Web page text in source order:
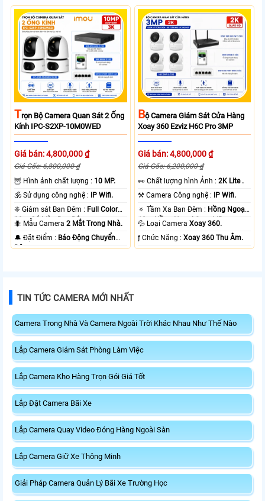
TRọn Bộ Camera Quan Sát 2 Ống
Kính IPC-S2XP-10M0WED
Giá bán: 4,800,000 ₫
Giá Gốc: 6,800,000 ₫
🦉 Hình ảnh chất lượng : 10 MP.
🕉️ Sử dụng công nghệ :
IP Wifi.
❈ Giám sát Ban Đêm : Full Color
20m Có Màu Ban Ðêm.
🐜 Mẫu Camera2 Mắt Trong Nhà.
️🔔 Đặt Điểm : Báo Động Chuyển
Động.
BỘ Camera Giám Sát Cửa Hàng
Xoay 360 Ezviz H6C Pro 3MP
Giá bán: 4,800,000 ₫
Giá Gốc: 6,200,000 ₫
️👀 Chất lượng hình Ảnh :2K Lite .
⚒ Camera Công nghệ :
IP Wifi.
🔅 Tầm Xa Ban Đêm : Hồng Ngoại
10m Hồng Ngoại Smart IR.
💦 Loại CameraXoay 360.
️ƒ Chức Năng :Xoay 360 Thu Âm.
TIN TỨC CAMERA MỚI NHẤT
Camera Trong Nhà Và Camera Ngoài Trời Khác Nhau Như Thế Nào
Lắp Camera Giám Sát Phòng Làm Việc
Lắp Camera Kho Hàng Trọn Gói Giá Tốt
Lắp Đặt Camera Bãi Xe
Lắp Camera Quay Video Đóng Hàng Ngoài Sàn
Lắp Camera Giữ Xe Thông Minh
Giải Pháp Camera Quản Lý Bãi Xe Trường Học